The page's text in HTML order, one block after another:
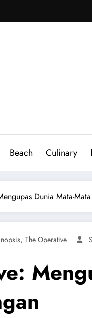
Beach Culinary
Dunia Mata-
, The Operative